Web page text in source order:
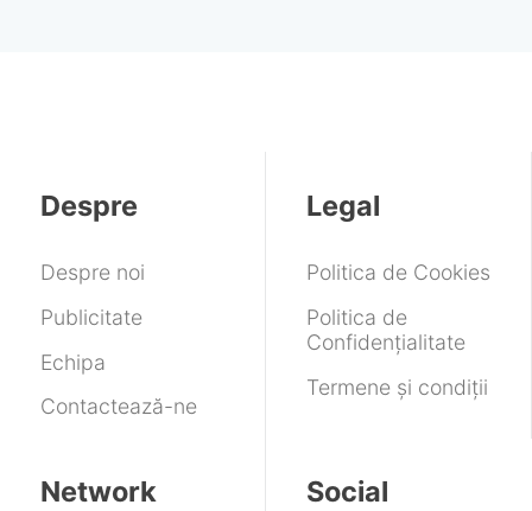
Despre
Despre noi
Publicitate
Echipa
Contactează-ne
Legal
Politica de Cookies
Politica de
Confidențialitate
Termene și condiții
Network Social